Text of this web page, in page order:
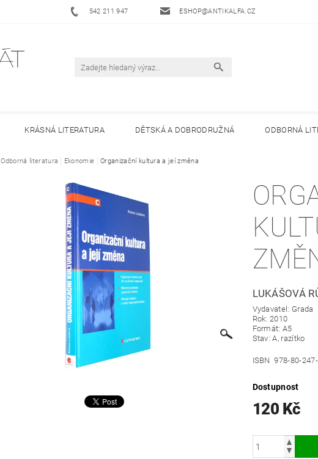
542 211 947 ESHOP@ANTIKALFA.CZ
KRÁSNÁ LITERATURA DĚTSKÁ A DOBRODRUŽNÁ ODBORNÁ
O ANTIKVARIÁTU ALFA HODNOCENÍ OBCHODU
Odborná literatura Ekonomie Organizační kultura a jeí změna
LUKÁŠOVÁ
Vydavatel: Grada
Rok: 2010
Formát: A5
Stav: A, razítko
ISBN 978-80-
Dostupnost
120 Kč